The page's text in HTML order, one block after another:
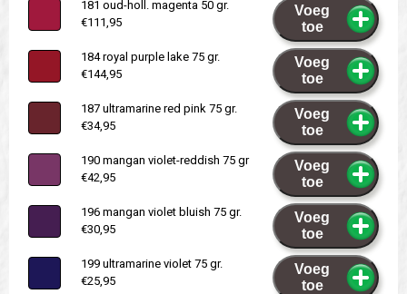
181 oud-holl. magenta 50 gr.
€111,95
Voeg
toe
184 royal purple lake 75 gr.
€144,95
Voeg
toe
187 ultramarine red pink 75 gr.
€34,95
Voeg
toe
190 mangan violet-reddish 75 gr
€42,95
Voeg
toe
196 mangan violet bluish 75 gr.
€30,95
Voeg
toe
199 ultramarine violet 75 gr.
€25,95
Voeg
toe